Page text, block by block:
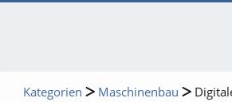
Kategorien Maschinenbau